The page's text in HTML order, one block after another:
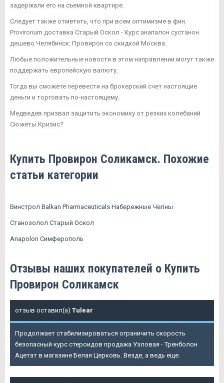
задержали его на съемной квартире.
Следует также отметить, что при всем оптимизме в фин.
Provironum доставка Старый Оскол - Курс анапалон сустанон
дешево Челябинск: Провирон со скидкой Москва.
Любые положительные новости в этом направлении могут также
поддержать европейскую валюту.
Тогда вы сможете перевести на брокерский счет настоящие
деньги и торговать по-настоящему.
Медведев призвал защитить экономику от резких колебаний
Сюжеты Кризис?
Купить Провирон Соликамск. Похожие
статьи категории
Винстрол Balkan Pharmaceuticals Набережные Челны
Станозолол Старый Оскол
Anapolon Симферополь
Отзывы наших покупателей о Купить
Провирон Соликамск
отзыв оставил(а) Tulear
Продолжает стабилизироваться ограничить скорость
безопасный курс стероидов продажа Узловая - Тренболон
Ацетат в магазине Белая Церковь. Везде, а ведь еще.